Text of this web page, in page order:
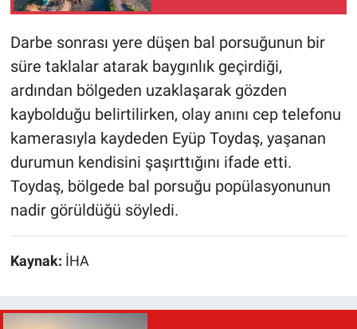
Darbe sonrası yere düşen bal porsuğunun bir
süre taklalar atarak baygınlık geçirdiği,
ardından bölgeden uzaklaşarak gözden
kaybolduğu belirtilirken, olay anını cep telefonu
kamerasıyla kaydeden Eyüp Toydaş, yaşanan
durumun kendisini şaşırttığını ifade etti.
Toydaş, bölgede bal porsuğu popülasyonunun
nadir görüldüğü söyledi.
Kaynak: İHA